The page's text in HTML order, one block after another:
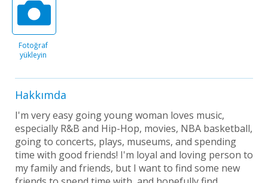
Fotoğraf
yükleyin
Hakkımda
I'm very easy going young woman loves music,
especially R&B and Hip-Hop, movies, NBA basketball,
going to concerts, plays, museums, and spending
time with good friends! I'm loyal and loving person to
my family and friends, but I want to find some new